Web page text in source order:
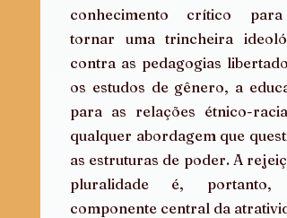
conhecimento crítico para
tornar uma trincheira
contra as pedagogias
os estudos de gênero, a
para as relações étnico-
qualquer abordagem que
as estruturas de poder. A
pluralidade é, portanto,
componente central da